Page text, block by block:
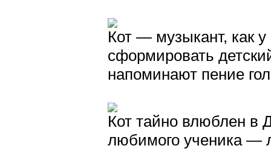
Кот — музыкант, как
сформировать
напоминают пение
Кот тайно влюблен в
любимого ученика —